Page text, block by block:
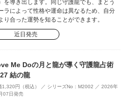
を導き出します。同じ守護龍でも、まとう
ラによって性格や運命は異なるため、自分
り合った運勢を知ることができます。
近日発売
Me Doの月と龍が導く守護龍占術
結の龍
1,320円（税込） ／ シリーズNo：M2002 ／ 2026年
07日発売